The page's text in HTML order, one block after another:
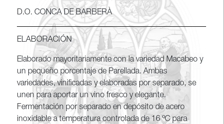
D.O. CONCA DE BARBERÀ
ELABORACIÓN
Elaborado mayoritariamente con la variedad Macabeo y
un pequeño porcentaje de Parellada. Ambas
variedades, vinificadas y elaboradas por separado, se
unen para aportar un vino fresco y elegante.
Fermentación por separado en depósito de acero
inoxidable a temperatura controlada de 16 ºC para